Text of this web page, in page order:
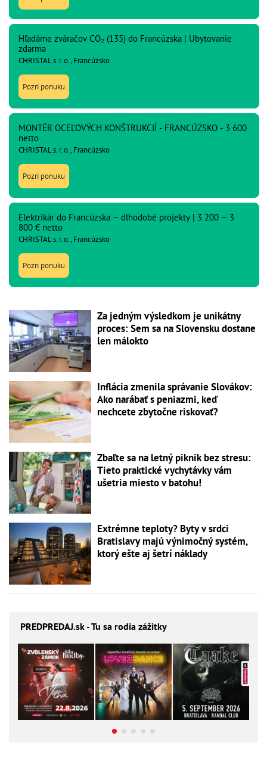
Hľadáme zváračov CO₂ (135) do Francúzska | Ubytovanie
zdarma
CHRISTAL s. r. o., Francúzsko
Pozri ponuku
MONTÉR OCEĽOVÝCH KONŠTRUKCIÍ - FRANCÚZSKO - 3 600
netto
CHRISTAL s. r. o., Francúzsko
Pozri ponuku
Elektrikár do Francúzska – dlhodobé projekty | 3 200 – 3
800 € netto
CHRISTAL s. r. o., Francúzsko
Pozri ponuku
Za jedným výsledkom je unikátny
proces: Sem sa na Slovensku dostane
len málokto
Inflácia zmenila správanie Slovákov:
Ako narábať s peniazmi, keď
nechcete zbytočne riskovať?
Zbaľte sa na letný piknik bez stresu:
Tieto praktické vychytávky vám
ušetria miesto v batohu!
Extrémne teploty? Byty v srdci
Bratislavy majú výnimočný systém,
ktorý ešte aj šetrí náklady
PREDPREDAJ.sk - Tu sa rodia zážitky